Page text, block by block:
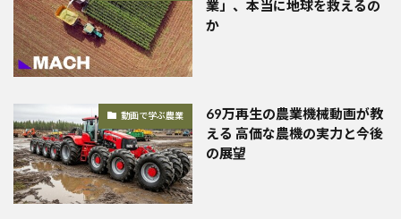
業」、本当に地球を救えるの
か
動画で学ぶ農業
69万再生の農業機械動画が教
える 高価な農機の実力と今後
の展望